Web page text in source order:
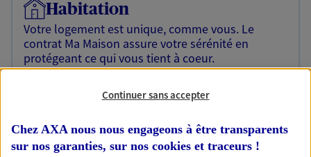
Habitation
Votre logement est unique, comme vous. Le
contrat Ma Maison assure votre sérénité en
protégeant ce qui vous tient à coeur.
Continuer sans accepter
Chez AXA nous nous engageons à être transparents
sur nos garanties, sur nos cookies et traceurs !